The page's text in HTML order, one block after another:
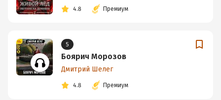
4.8 Премиум
5
Боярич Морозов
Дмитрий Шелег
4.8 Премиум